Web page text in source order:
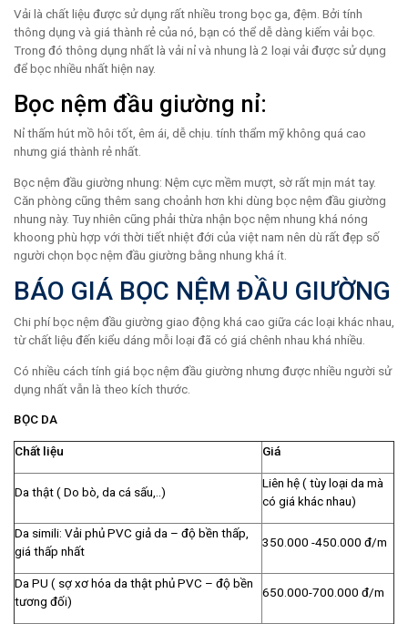
Vải là chất liệu được sử dụng rất nhiều trong bọc ga, đệm. Bởi tính
thông dụng và giá thành rẻ của nó, bạn có thể dễ dàng kiếm vải bọc.
Trong đó thông dụng nhất là vải nỉ và nhung là 2 loại vải được sử dụng
để bọc nhiều nhất hiện nay.
Bọc nệm đầu giường nỉ:
Nỉ thấm hút mồ hôi tốt, êm ái, dễ chịu. tính thẩm mỹ không quá cao
nhưng giá thành rẻ nhất.
Bọc nệm đầu giường nhung: Nệm cực mềm mượt, sờ rất mịn mát tay.
Căn phòng cũng thêm sang choảnh hơn khi dùng bọc nệm đầu giường
nhung này. Tuy nhiên cũng phải thừa nhận bọc nệm nhung khá nóng
khoong phù hợp với thời tiết nhiệt đới của việt nam nên dù rất đẹp số
người chọn bọc nệm đầu giường bằng nhung khá ít.
BÁO GIÁ BỌC NỆM ĐẦU GIƯỜNG
Chi phí bọc nệm đầu giường giao động khá cao giữa các loại khác nhau,
từ chất liệu đến kiểu dáng mỗi loại đã có giá chênh nhau khá nhiều.
Có nhiều cách tính giá bọc nệm đầu giường nhưng được nhiều người sử
dụng nhất vẫn là theo kích thước.
BỌC DA
Chất liệu Giá
Da thật ( Do bò, da cá sấu,..)
Liên hệ ( tùy loại da mà
có giá khác nhau)
Da simili: Vải phủ PVC giả da – độ bền thấp,
giá thấp nhất
350.000 -450.000 đ/m
Da PU ( sợ xơ hóa da thật phủ PVC – độ bền
tương đối)
650.000-700.000 đ/m